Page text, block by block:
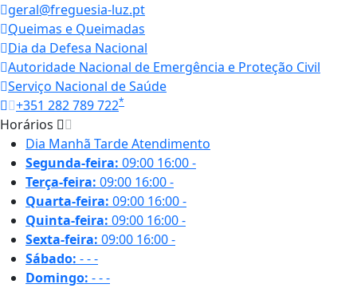
geral@freguesia-luz.pt
Queimas e Queimadas
Dia da Defesa Nacional
Autoridade Nacional de Emergência e Proteção Civil
Serviço Nacional de Saúde
+351 282 789 722*
Horários
Dia Manhã TardeAtendimento
Segunda-feira: 09:00 16:00-
Terça-feira: 09:00 16:00-
Quarta-feira: 09:00 16:00-
Quinta-feira: 09:00 16:00-
Sexta-feira: 09:00 16:00-
Sábado: ---
Domingo: ---